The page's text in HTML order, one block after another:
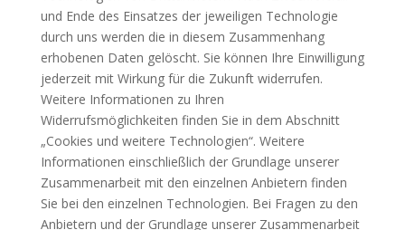
und Ende des Einsatzes der jeweiligen Technologie
durch uns werden die in diesem Zusammenhang
erhobenen Daten gelöscht. Sie können Ihre Einwilligung
jederzeit mit Wirkung für die Zukunft widerrufen.
Weitere Informationen zu Ihren
Widerrufsmöglichkeiten finden Sie in dem Abschnitt
„Cookies und weitere Technologien“. Weitere
Informationen einschließlich der Grundlage unserer
Zusammenarbeit mit den einzelnen Anbietern finden
Sie bei den einzelnen Technologien. Bei Fragen zu den
Anbietern und der Grundlage unserer Zusammenarbeit